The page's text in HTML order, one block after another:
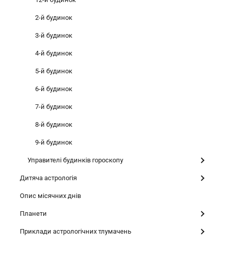
2-й будинок
3-й будинок
4-й будинок
5-й будинок
6-й будинок
7-й будинок
8-й будинок
9-й будинок
Управителі будинків гороскопу
Дитяча астрологія
Опис місячних днів
Планети
Приклади астрологічних тлумачень